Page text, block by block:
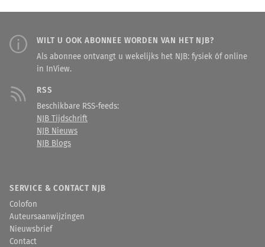
WILT U OOK ABONNEE WORDEN VAN HET NJB?
Als abonnee ontvangt u wekelijks het NJB: fysiek óf online
in InView.
RSS
Beschikbare RSS-feeds:
NJB Tijdschrift
NJB Nieuws
NJB Blogs
SERVICE & CONTACT NJB
Colofon
Auteursaanwijzingen
Nieuwsbrief
Contact